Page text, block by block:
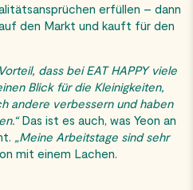
erfüllen – dann
den Markt und kauft für den
dass bei EAT HAPPY viele
Blick für die Kleinigkeiten,
andere verbessern und haben
Das ist es auch, was Yeon an
„Meine Arbeitstage sind sehr
mit einem Lachen.